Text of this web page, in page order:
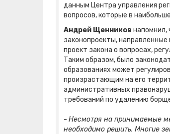
данным Центра управления
вопросов, которые в
Андрей Щенников напомнил,
законопроекты,
проект закона о вопросах,
Таким образом, было
образованиях может
произрастающим на его
административных
требований по удалению
- Несмотря на принимаемые
необходимо решить. Многие